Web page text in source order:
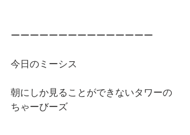
ーーーーーーーーーーーーーーー
今日のミーシス
朝にしか見ることができないタワーの
ちゃーびーズ